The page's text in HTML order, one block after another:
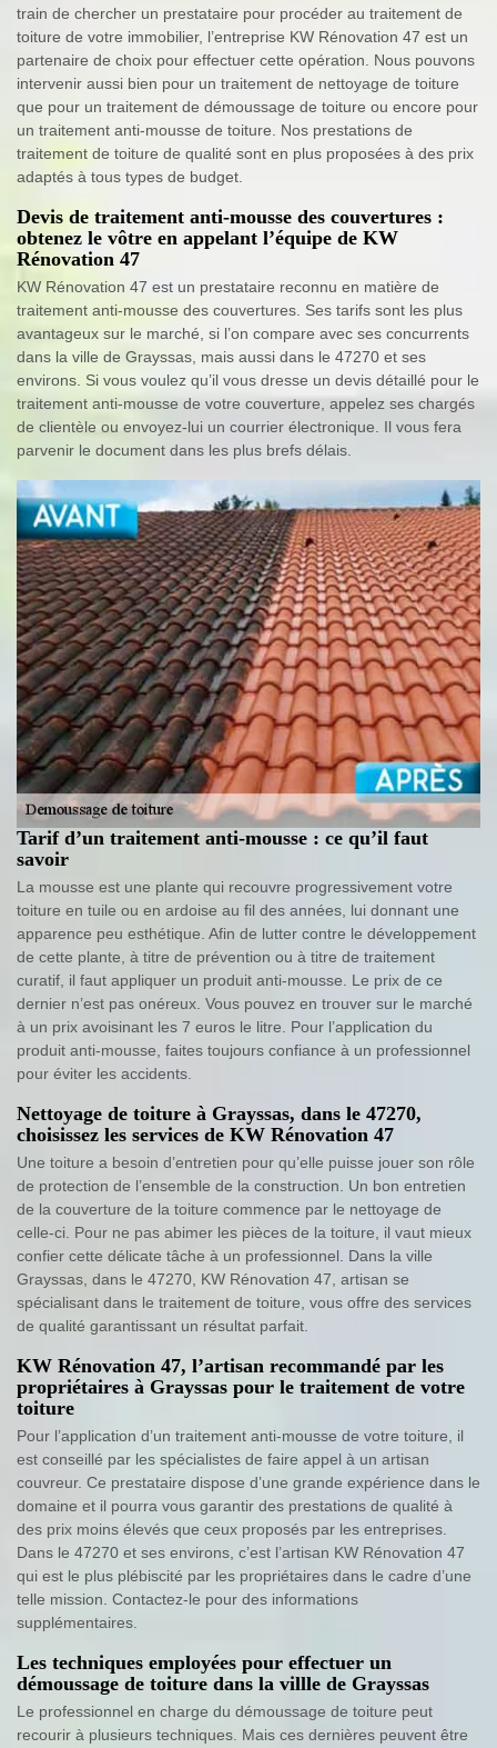
train de chercher un prestataire pour procéder au traitement de
toiture de votre immobilier, l’entreprise KW Rénovation 47 est un
partenaire de choix pour effectuer cette opération. Nous pouvons
intervenir aussi bien pour un traitement de nettoyage de toiture
que pour un traitement de démoussage de toiture ou encore pour
un traitement anti-mousse de toiture. Nos prestations de
traitement de toiture de qualité sont en plus proposées à des prix
adaptés à tous types de budget.
Devis de traitement anti-mousse des couvertures :
obtenez le vôtre en appelant l’équipe de KW
Rénovation 47
KW Rénovation 47 est un prestataire reconnu en matière de
traitement anti-mousse des couvertures. Ses tarifs sont les plus
avantageux sur le marché, si l’on compare avec ses concurrents
dans la ville de Grayssas, mais aussi dans le 47270 et ses
environs. Si vous voulez qu’il vous dresse un devis détaillé pour le
traitement anti-mousse de votre couverture, appelez ses chargés
de clientèle ou envoyez-lui un courrier électronique. Il vous fera
parvenir le document dans les plus brefs délais.
Tarif d’un traitement anti-mousse : ce qu’il faut
savoir
La mousse est une plante qui recouvre progressivement votre
toiture en tuile ou en ardoise au fil des années, lui donnant une
apparence peu esthétique. Afin de lutter contre le développement
de cette plante, à titre de prévention ou à titre de traitement
curatif, il faut appliquer un produit anti-mousse. Le prix de ce
dernier n’est pas onéreux. Vous pouvez en trouver sur le marché
à un prix avoisinant les 7 euros le litre. Pour l’application du
produit anti-mousse, faites toujours confiance à un professionnel
pour éviter les accidents.
Nettoyage de toiture à Grayssas, dans le 47270,
choisissez les services de KW Rénovation 47
Une toiture a besoin d’entretien pour qu’elle puisse jouer son rôle
de protection de l’ensemble de la construction. Un bon entretien
de la couverture de la toiture commence par le nettoyage de
celle-ci. Pour ne pas abimer les pièces de la toiture, il vaut mieux
confier cette délicate tâche à un professionnel. Dans la ville
Grayssas, dans le 47270, KW Rénovation 47, artisan se
spécialisant dans le traitement de toiture, vous offre des services
de qualité garantissant un résultat parfait.
KW Rénovation 47, l’artisan recommandé par les
propriétaires à Grayssas pour le traitement de votre
toiture
Pour l’application d’un traitement anti-mousse de votre toiture, il
est conseillé par les spécialistes de faire appel à un artisan
couvreur. Ce prestataire dispose d’une grande expérience dans le
domaine et il pourra vous garantir des prestations de qualité à
des prix moins élevés que ceux proposés par les entreprises.
Dans le 47270 et ses environs, c’est l’artisan KW Rénovation 47
qui est le plus plébiscité par les propriétaires dans le cadre d’une
telle mission. Contactez-le pour des informations
supplémentaires.
Les techniques employées pour effectuer un
démoussage de toiture dans la villle de Grayssas
Le professionnel en charge du démoussage de toiture peut
recourir à plusieurs techniques. Mais ces dernières peuvent être